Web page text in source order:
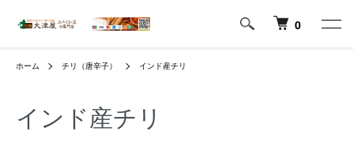
0
ホーム チリ（唐辛子） インド産チリ
インド産チリ